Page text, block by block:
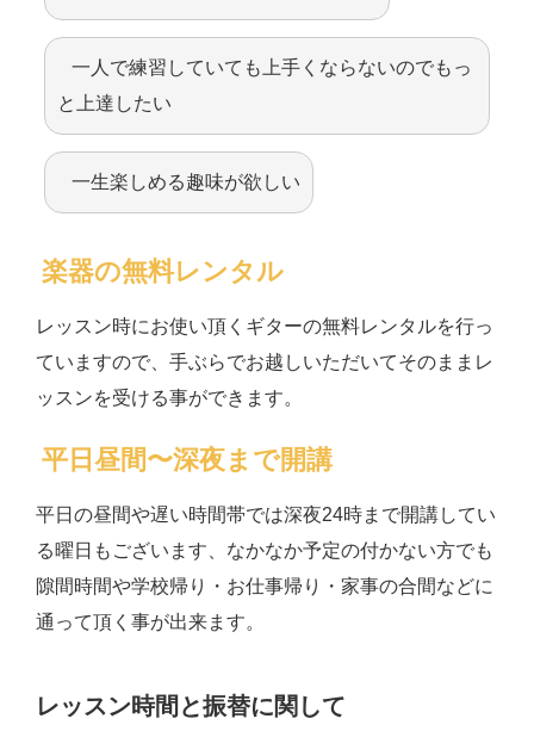
一人で練習していても上手くならないのでもっ
と上達したい
一生楽しめる趣味が欲しい
楽器の無料レンタル
レッスン時にお使い頂くギターの無料レンタルを行っ
ていますので、手ぶらでお越しいただいてそのままレ
ッスンを受ける事ができます。
平日昼間〜深夜まで開講
平日の昼間や遅い時間帯では深夜24時まで開講してい
る曜日もございます、なかなか予定の付かない方でも
隙間時間や学校帰り・お仕事帰り・家事の合間などに
通って頂く事が出来ます。
レッスン時間と振替に関して